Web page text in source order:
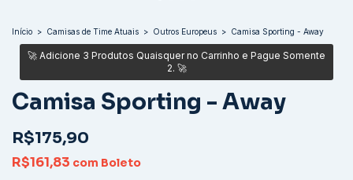
Início > Camisas de Time Atuais > Outros Europeus > Camisa Sporting - Away
Camisa Sporting - Away
R$175,90
R$161,83 com Boleto